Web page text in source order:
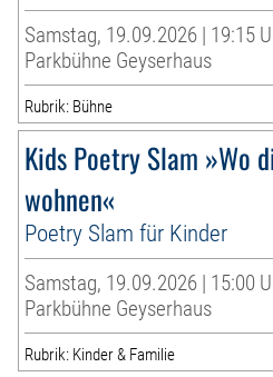
Samstag, 19.09.2026 | 19:15
Parkbühne Geyserhaus
Rubrik: Bühne
Kids Poetry Slam »Wo
wohnen«
Poetry Slam für Kinder
Samstag, 19.09.2026 | 15:00
Parkbühne Geyserhaus
Rubrik: Kinder & Familie